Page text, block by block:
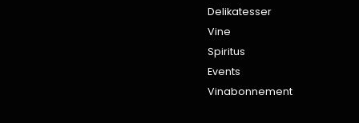
Delikatesser
Vine
Spiritus
Events
Vinabonnement